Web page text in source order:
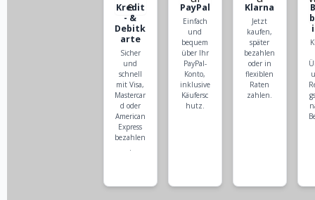
Kredit
- &
Debitk
arte
Sicher
und
schnell
mit Visa,
Mastercar
d oder
American
Express
bezahlen
.
PayPal
Einfach
und
bequem
über Ihr
PayPal-
Konto,
inklusive
Käufersc
hutz.
Klarna
Jetzt
kaufen,
später
bezahlen
oder in
flexiblen
Raten
zahlen.